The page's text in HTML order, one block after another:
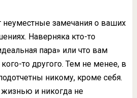
замечания о ваших
Наверняка кто-то
пара» или что вам
то другого. Тем не менее, в
никому, кроме себя.
и никогда не